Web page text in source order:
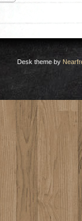
Desk theme by